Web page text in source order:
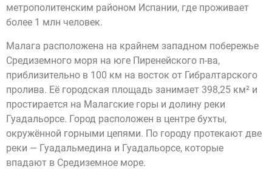
метрополитенским районом Испании, где проживает
более 1 млн человек.
Малага расположена на крайнем западном побережье
Средиземного моря на юге Пиренейского п-ва,
приблизительно в 100 км на восток от Гибралтарского
пролива. Её городская площадь занимает 398,25 км² и
простирается на Малагские горы и долину реки
Гуадальорсе. Город расположен в центре бухты,
окружённой горными цепями. По городу протекают две
реки — Гуадальмедина и Гуадальорсе, которые
впадают в Средиземное море.